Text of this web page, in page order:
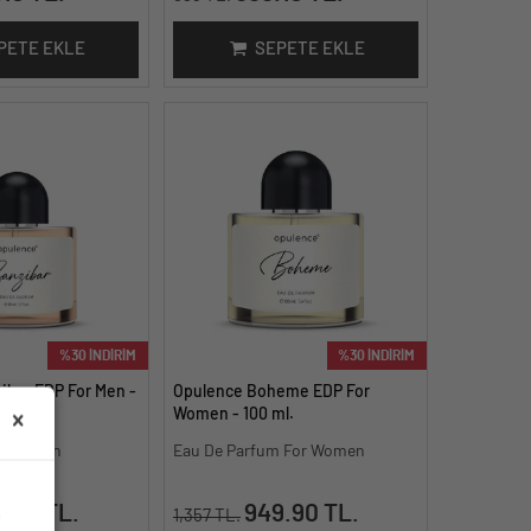
EKLE SEPETE EKLE
%30 İNDİRİM
EDP For Men -
For Men
TL.
%30 İNDİRİM
Opulence Boheme EDP For
Women - 100 ml.
Eau De Parfum For Women
1,357 TL. 949.90 TL.